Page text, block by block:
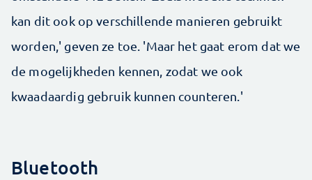
kan dit ook op verschillende manieren gebruikt
worden,' geven ze toe. 'Maar het gaat erom dat we
de mogelijkheden kennen, zodat we ook
kwaadaardig gebruik kunnen counteren.'
Bluetooth